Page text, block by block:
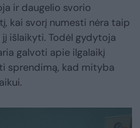
ir daugelio svorio
kai svorį numesti nėra taip
išlaikyti. Todėl gydytoja
galvoti apie ilgalaikį
sprendimą, kad mityba